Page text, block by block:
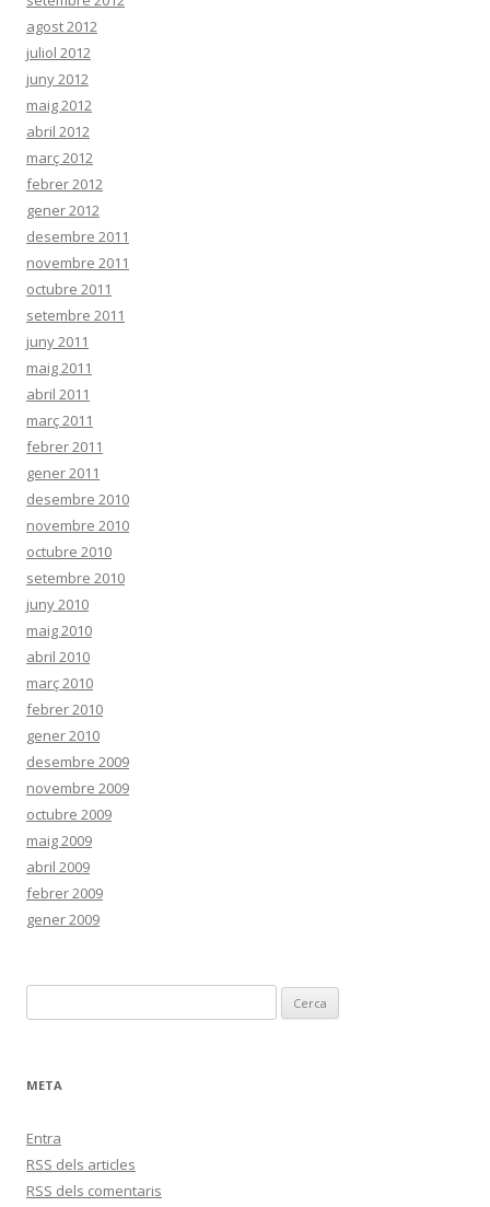
agost 2012
juliol 2012
juny 2012
maig 2012
abril 2012
març 2012
febrer 2012
gener 2012
desembre 2011
novembre 2011
octubre 2011
setembre 2011
juny 2011
maig 2011
abril 2011
març 2011
febrer 2011
gener 2011
desembre 2010
novembre 2010
octubre 2010
setembre 2010
juny 2010
maig 2010
abril 2010
març 2010
febrer 2010
gener 2010
desembre 2009
novembre 2009
octubre 2009
maig 2009
abril 2009
febrer 2009
gener 2009
e
c
:
META
Entra
RSS dels articles
RSS dels comentaris